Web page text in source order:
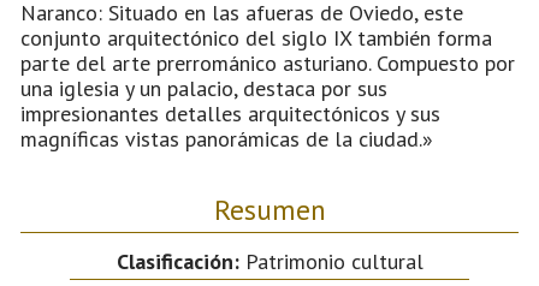
Naranco: Situado en las afueras de Oviedo, este
conjunto arquitectónico del siglo IX también forma
parte del arte prerrománico asturiano. Compuesto por
una iglesia y un palacio, destaca por sus
impresionantes detalles arquitectónicos y sus
magníficas vistas panorámicas de la ciudad.»
Resumen
Clasificación:Patrimonio cultural